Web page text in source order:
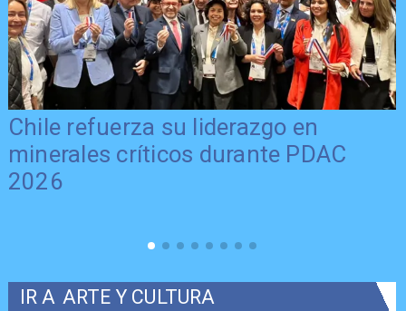
Chile refuerza su liderazgo en
minerales críticos durante PDAC
2026
IR A ARTE Y CULTURA